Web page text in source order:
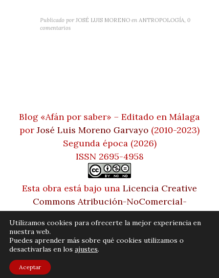
Publicado por JOSÉ LUIS MORENO en ANTROPOLOGÍA,0
comentarios
Blog «Afán por saber» – Editado en Málaga
por José Luis Moreno Garvayo (2010-2023)
Segunda época (2026)
ISSN 2695-4958
Esta obra está bajo una Licencia Creative
Commons Atribución-NoComercial-
SinDerivadas 4.0 Internacional
© 2026 Afán por saber. Tema Bento de Satori
Utilizamos cookies para ofrecerte la mejor experiencia en
nuestra web.
Puedes aprender más sobre qué cookies utilizamos o
desactivarlas en los ajustes.
Aceptar